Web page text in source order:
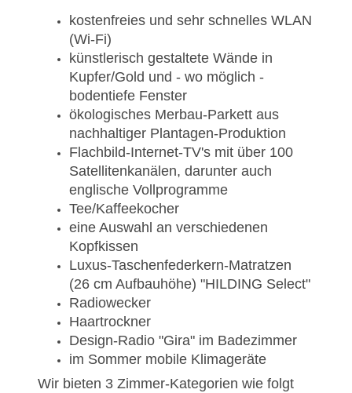
kostenfreies und sehr schnelles WLAN
(Wi-Fi)
künstlerisch gestaltete Wände in
Kupfer/Gold und - wo möglich -
bodentiefe Fenster
ökologisches Merbau-Parkett aus
nachhaltiger Plantagen-Produktion
Flachbild-Internet-TV's mit über 100
Satellitenkanälen, darunter auch
englische Vollprogramme
Tee/Kaffeekocher
eine Auswahl an verschiedenen
Kopfkissen
Luxus-Taschenfederkern-Matratzen
(26 cm Aufbauhöhe) "HILDING Select"
Radiowecker
Haartrockner
Design-Radio "Gira" im Badezimmer
im Sommer mobile Klimageräte
Wir bieten 3 Zimmer-Kategorien wie folgt